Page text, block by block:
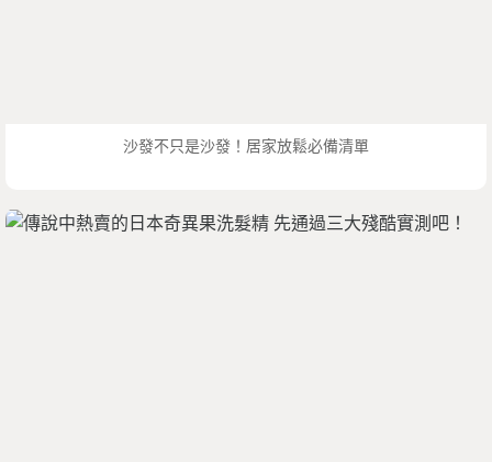
沙發不只是沙發！居家放鬆必備清單